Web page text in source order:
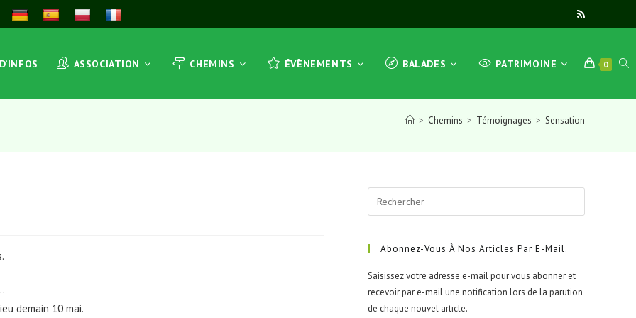
ASSOCIATION CHEMINS ÉVÈNEMENTS BALADES PATRIMOINE 0
> Chemins > Témoignages > Sensation
demain 10 mai.
Escape
Abonnez-Vous À Nos Articles Par E-Mail.
Saisissez votre adresse e-mail pour vous abonner et
recevoir par e-mail une notification lors de la parution
de chaque nouvel article.